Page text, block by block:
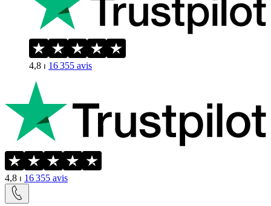
4,8 ⏐ 16 355 avis
4,8 ⏐ 16 355 avis